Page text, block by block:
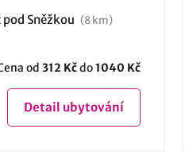
pod Sněžkou (8 km)
od 312 Kčdo1040 Kč
Detail ubytování